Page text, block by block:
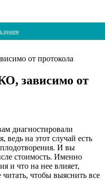
прием
от протокола
зависимо от
диагностировали
ведь на этот случай есть
И вы
стоимость. Именно
и что на нее влияет,
чтобы выяснить все